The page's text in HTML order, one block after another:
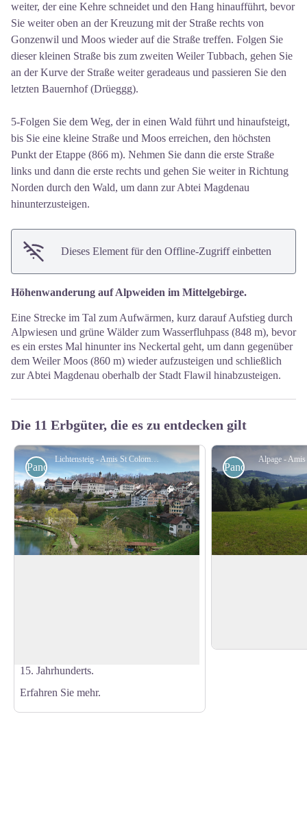
weiter, der eine Kehre schneidet und den Hang hinaufführt, bevor
Sie weiter oben an der Kreuzung mit der Straße rechts von
Gonzenwil und Moos wieder auf die Straße treffen. Folgen Sie
dieser kleinen Straße bis zum zweiten Weiler Tubbach, gehen Sie
an der Kurve der Straße weiter geradeaus und passieren Sie den
letzten Bauernhof (Drüeggg).
5-Folgen Sie dem Weg, der in einen Wald führt und hinaufsteigt,
bis Sie eine kleine Straße und Moos erreichen, den höchsten
Punkt der Etappe (866 m). Nehmen Sie dann die erste Straße
links und dann die erste rechts und gehen Sie weiter in Richtung
Norden durch den Wald, um dann zur Abtei Magdenau
hinunterzusteigen.
Dieses Element für den Offline-Zugriff einbetten
Höhenwanderung auf Alpweiden im Mittelgebirge.
Eine Strecke im Tal zum Aufwärmen, kurz darauf Aufstieg durch
Alpwiesen und grüne Wälder zum Wasserfluhpass (848 m), bevor
es ein erstes Mal hinunter ins Neckertal geht, um dann gegenüber
dem Weiler Moos (860 m) wieder aufzusteigen und schließlich
zur Abtei Magdenau oberhalb der Stadt Flawil hinabzusteigen.
Die 11 Erbgüter, die es zu entdecken gilt
Lichtensteig - Amis St Colomban
Panoramasicht
15. Jahrhunderts.
Erfahren Sie mehr.
Alpage -
Panoramasicht